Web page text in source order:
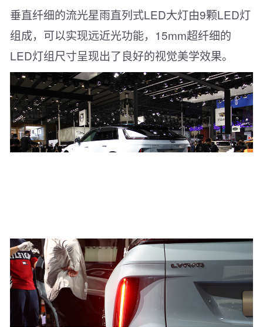
垂直纤细的流光星雨直列式LED大灯由9颗LED灯
组成，可以实现远近光功能，15mm超纤细的
LED灯组尺寸呈现出了良好的视觉美学效果。